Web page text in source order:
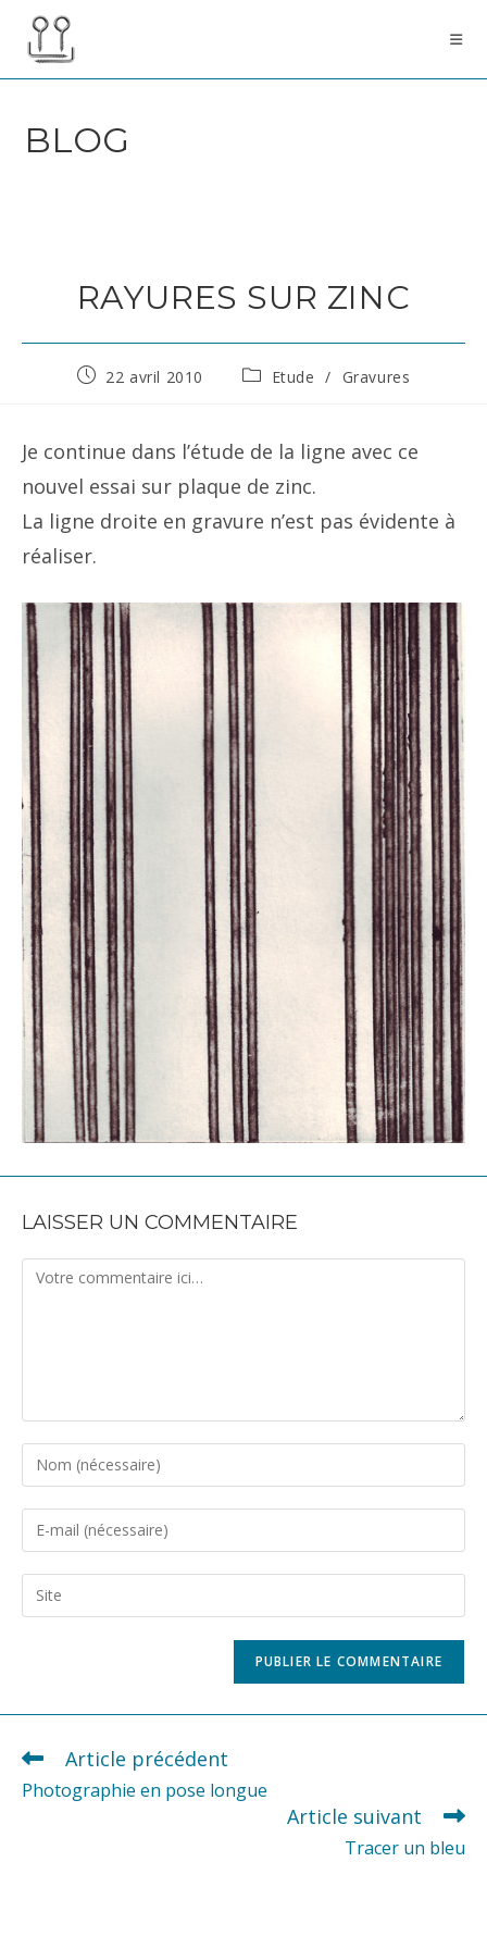
content
BLOG
RAYURES SUR ZINC
Publication
22 avril 2010
PostEtude / Gravures
Je continue dans l’étude de la ligne avec ce
nouvel essai sur plaque de zinc.
La ligne droite en gravure n’est pas évidente à
réaliser.
LAISSER UN COMMENTAIRE
Comment
Enter
your
name
comment
Enter
your
email
address
Saisir
l’URL
(facultatif)
READ
ARTICLES
Article précédent
Photographie en pose longue
Article suivant
Tracer un bleu